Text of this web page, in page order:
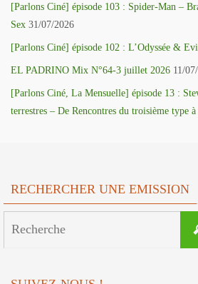
[Parlons Ciné] épisode 103 : Spider-Man –
Sex 31/07/2026
[Parlons Ciné] épisode 102 : L’Odyssée &
EL PADRINO Mix N°64-3 juillet 2026 11/
[Parlons Ciné, La Mensuelle] épisode 13 :
terrestres – De Rencontres du troisième type
RECHERCHER UNE EMISSION